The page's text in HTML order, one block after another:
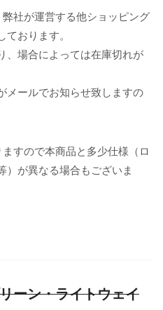
社が運営する他ショッピング
おります。
、場合によっては在庫切れが
メールでお知らせ致しますの
すので本商品と多少仕様（ロ
）が異なる場合もございま
ーン・ライトウェイ